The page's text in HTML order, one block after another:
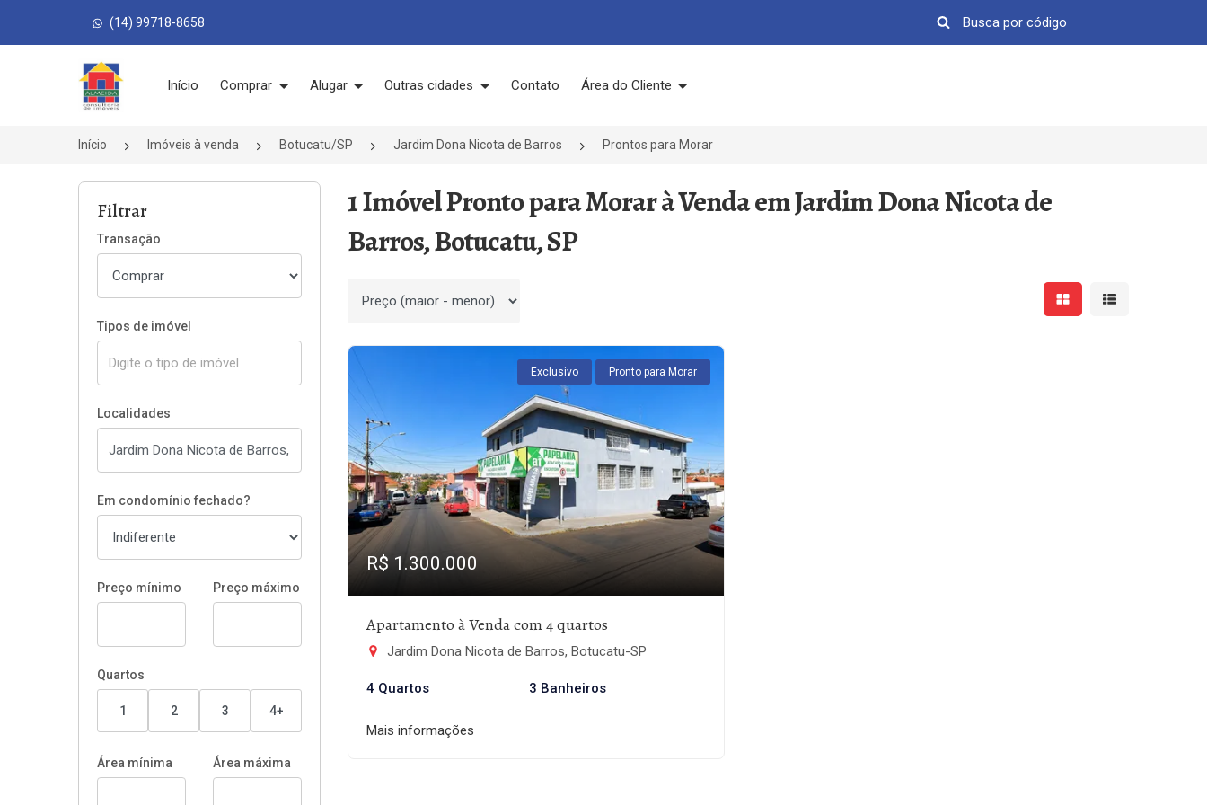
(14) 99718-8658
Página inicial
Início Comprar Alugar Outras cidades Contato Área do Cliente
Início Imóveis à venda Botucatu/SP Jardim Dona Nicota de Barros Prontos para Morar
Filtrar
Transação
Tipos de imóvel
Localidades
Em condomínio fechado?
Preço mínimo Preço máximo
Quartos
1 2 3 4+
Área mínima Área máxima
1 Imóvel Pronto para Morar à Venda em Jardim Dona Nicota de
Barros, Botucatu, SP
Ordenar por Mostrar resultados em
Mostrar
Exclusivo Pronto para Morar
R$ 1.300.000
Apartamento à Venda com 4 quartos
Jardim Dona Nicota de Barros, Botucatu-SP
4 Quartos 3 Banheiros
Mais informações